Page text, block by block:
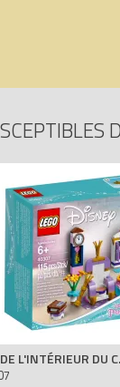
KIT